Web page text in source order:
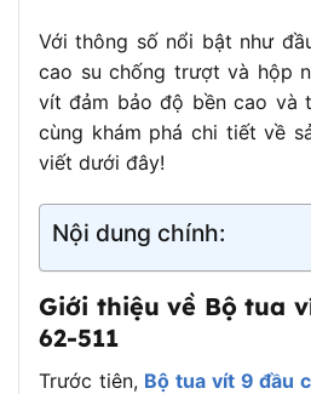
– Thiết kế tay cầm
tạo lực xoắn tối đa
– Thân tròn, dễ thao
– Đầu tua vít thay thế
Trọng
lượng
320 g
đựng
Hộp nhựa trong
cho từng chi tiết
Ứng
dụng
đặt dân dụng và công
Với thông số nổi bật như
cao su chống trượt và hộp
vít đảm bảo độ bền cao và
cùng khám phá chi tiết về
viết dưới đây!
Nội dung chính:
Giới thiệu về Bộ tua
62-511
Trước tiên, Bộ tua vít 9 đầu